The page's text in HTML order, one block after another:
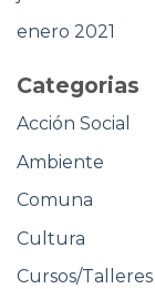
enero 2021
Categorias
Acción Social
Ambiente
Comuna
Cultura
Cursos/Talleres